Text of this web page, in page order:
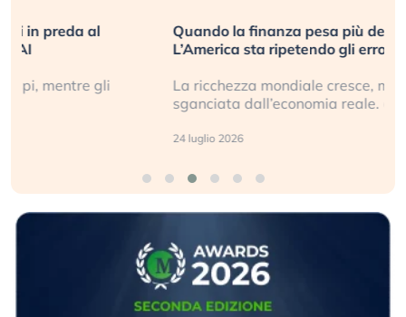
Quando la finanza pesa più dell’economia reale.
L’America sta ripetendo gli errori del 2008?
La ricchezza mondiale cresce, ma è sempre più
sganciata dall’economia reale. (…)